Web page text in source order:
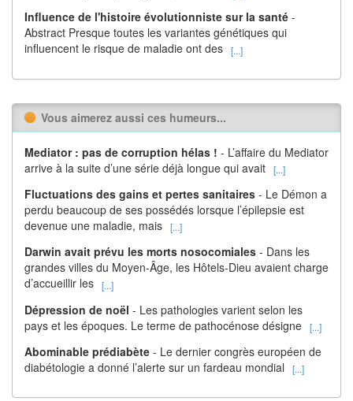
Influence de l'histoire évolutionniste sur la santé -
Abstract Presque toutes les variantes génétiques qui
influencent le risque de maladie ont des [...]
Vous aimerez aussi ces humeurs...
Mediator : pas de corruption hélas ! - L’affaire du Mediator
arrive à la suite d’une série déjà longue qui avait [...]
Fluctuations des gains et pertes sanitaires - Le Démon a
perdu beaucoup de ses possédés lorsque l’épilepsie est
devenue une maladie, mais [...]
Darwin avait prévu les morts nosocomiales - Dans les
grandes villes du Moyen-Âge, les Hôtels-Dieu avaient charge
d’accueillir les [...]
Dépression de noël - Les pathologies varient selon les
pays et les époques. Le terme de pathocénose désigne [...]
Abominable prédiabète - Le dernier congrès européen de
diabétologie a donné l’alerte sur un fardeau mondial
[...]